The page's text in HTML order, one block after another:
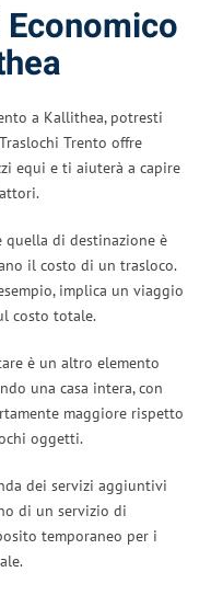
a Kallithea, potresti
Trento offre
equi e ti aiuterà a capire
quella di destinazione è
il costo di un trasloco.
implica un viaggio
costo totale.
è un altro elemento
una casa intera, con
maggiore rispetto
oggetti.
dei servizi aggiuntivi
di un servizio di
temporaneo per i